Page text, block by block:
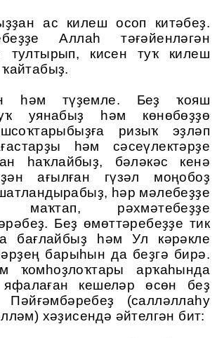
ас килеш осоп китәбеҙ.
Аллаһ тәғәйенләгән
тултырып, кисен туҡ килеш
һәм түҙемле. Беҙ ҡояш
уянабыҙ һәм көнөбөҙҙө
ризыҡ эҙләп
һәм сәсеүлектәрҙе
һаҡлайбыҙ, бәләкәс кенә
ағылған гүзәл моңобоҙ
һәр мәлебеҙҙе
маҡтап, рәхмәтебеҙҙе
Беҙ өмөттәребеҙҙе тик
бағлайбыҙ һәм Ул кәрәкле
барыһын да беҙгә бирә.
ҡомһоҙлоҡтары арҡаһында
яфалаған кешеләр өсөн беҙ
Пәйғәмбәребеҙ (салләллаһу
хәҙисендә әйтелгән бит: